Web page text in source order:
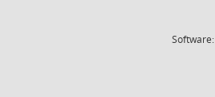
Software: